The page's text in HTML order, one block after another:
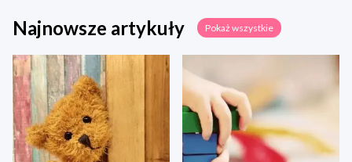
Najnowsze artykuły Pokaż wszystkie